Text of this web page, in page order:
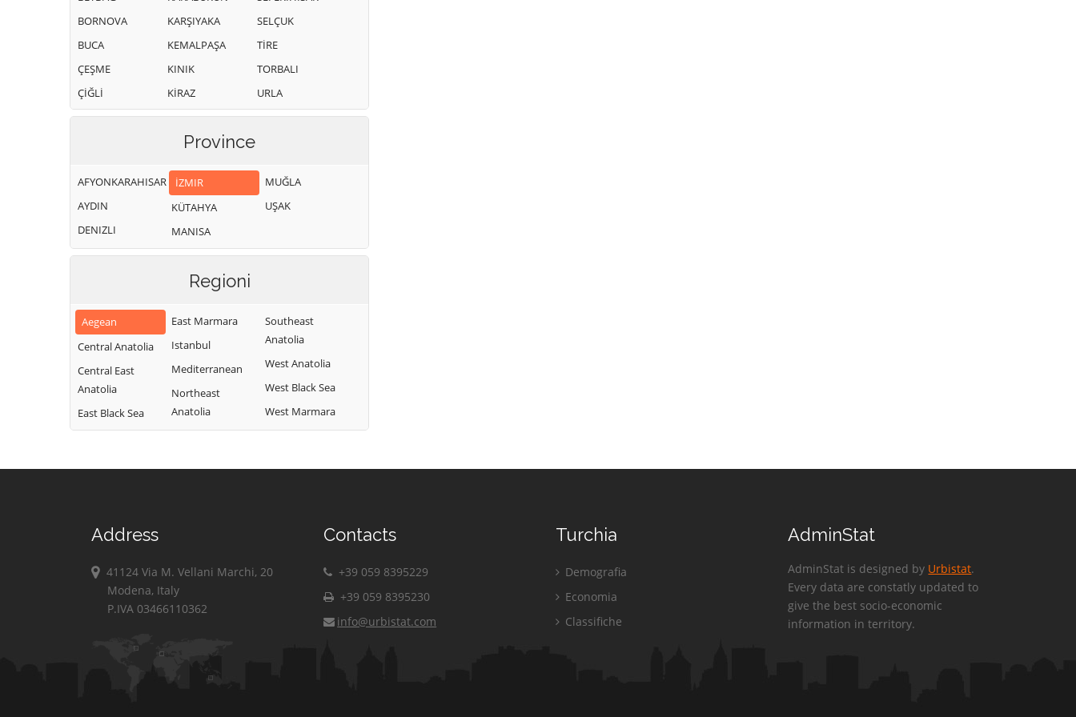
BORNOVA
BUCA
ÇEŞME
ÇİĞLİ
KARŞIYAKA
KEMALPAŞA
KINIK
KİRAZ
SELÇUK
TİRE
TORBALI
URLA
Province
AFYONKARAHISAR
AYDIN
DENIZLI
İZMIR
KÜTAHYA
MANISA
MUĞLA
UŞAK
Regioni
Aegean
Central Anatolia
Central East
Anatolia
East Black Sea
East Marmara
Istanbul
Mediterranean
Northeast
Anatolia
Southeast
Anatolia
West Anatolia
West Black Sea
West Marmara
Address
41124 Via M. Vellani Marchi, 20
Modena, Italy
P.IVA 03466110362
Contacts
+39 059 8395229
+39 059 8395230
info@urbistat.com
Turchia
Demografia
Economia
Classifiche
AdminStat
AdminStat is designed by Urbistat.
Every data are constatly updated to
give the best socio-economic
information in territory.